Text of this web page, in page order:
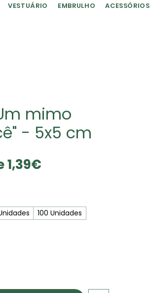
VESTUÁRIO EMBRULHO ACESSÓRIOS
mimo
- 5x5 cm
1,39€
100 Unidades